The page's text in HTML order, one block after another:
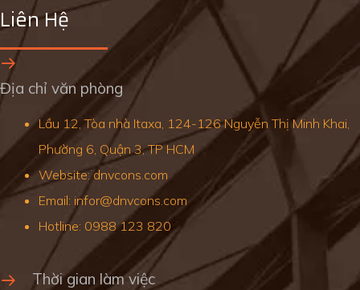
Liên Hệ
Địa chỉ văn phòng
Lầu 12, Tòa nhà Itaxa, 124-126 Nguyễn Thị Minh Khai,
Phường 6, Quận 3, TP HCM
Website: dnvcons.com
Email: infor@dnvcons.com
Hotline: 0988 123 820
Thời gian làm việc